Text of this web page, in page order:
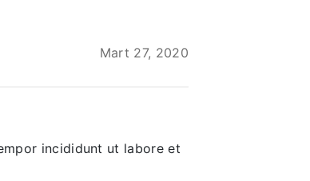
Mart 27, 2020
incididunt ut labore et